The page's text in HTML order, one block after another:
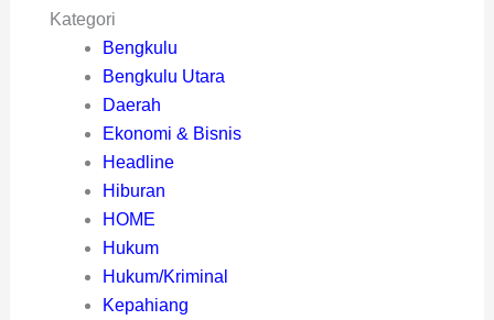
Kategori
Bengkulu
Bengkulu Utara
Daerah
Ekonomi & Bisnis
Headline
Hiburan
HOME
Hukum
Hukum/Kriminal
Kepahiang